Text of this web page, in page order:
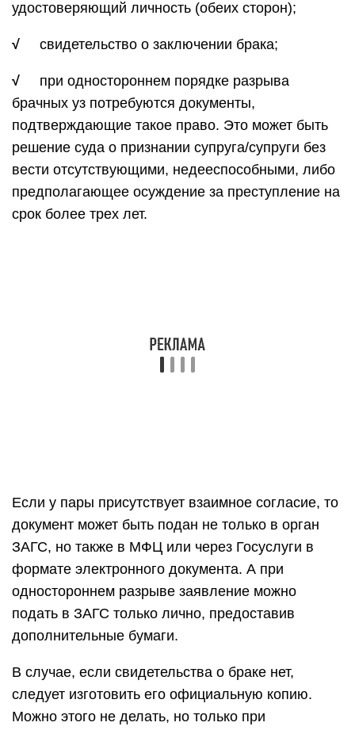
удостоверяющий личность (обеих сторон);
√ свидетельство о заключении брака;
√ при одностороннем порядке разрыва
брачных уз потребуются документы,
подтверждающие такое право. Это может быть
решение суда о признании супруга/супруги без
вести отсутствующими, недееспособными, либо
предполагающее осуждение за преступление на
срок более трех лет.
Если у пары присутствует взаимное согласие, то
документ может быть подан не только в орган
ЗАГС, но также в МФЦ или через Госуслуги в
формате электронного документа. А при
одностороннем разрыве заявление можно
подать в ЗАГС только лично, предоставив
дополнительные бумаги.
В случае, если свидетельства о браке нет,
следует изготовить его официальную копию.
Можно этого не делать, но только при